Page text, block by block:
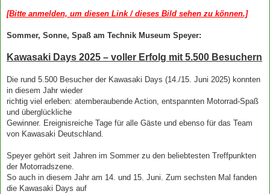
[Bitte anmelden, um diesen Link / dieses Bild sehen zu können.]
Sommer, Sonne, Spaß am Technik Museum Speyer:
Kawasaki Days 2025 – voller Erfolg mit 5.500 Besuchern
Die rund 5.500 Besucher der Kawasaki Days (14./15. Juni 2025) konnten
in diesem Jahr wieder
richtig viel erleben: atemberaubende Action, entspannten Motorrad-Spaß
und überglückliche
Gewinner. Ereignisreiche Tage für alle Gäste und ebenso für das Team
von Kawasaki Deutschland.
Speyer gehört seit Jahren im Sommer zu den beliebtesten Treffpunkten
der Motorradszene.
So auch in diesem Jahr am 14. und 15. Juni. Zum sechsten Mal fanden
die Kawasaki Days auf